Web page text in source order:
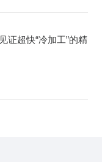
超快“冷加工”的精